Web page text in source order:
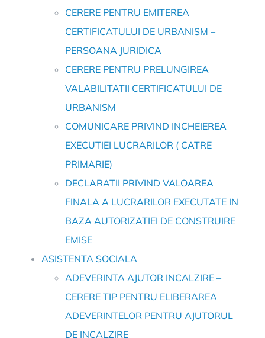
CERERE PENTRU EMITEREA
CERTIFICATULUI DE URBANISM –
PERSOANA JURIDICA
CERERE PENTRU PRELUNGIREA
VALABILITATII CERTIFICATULUI DE
URBANISM
COMUNICARE PRIVIND INCHEIEREA
EXECUTIEI LUCRARILOR ( CATRE
PRIMARIE)
DECLARATII PRIVIND VALOAREA
FINALA A LUCRARILOR EXECUTATE IN
BAZA AUTORIZATIEI DE CONSTRUIRE
EMISE
ASISTENTA SOCIALA
ADEVERINTA AJUTOR INCALZIRE –
CERERE TIP PENTRU ELIBERAREA
ADEVERINTELOR PENTRU AJUTORUL
DE INCALZIRE